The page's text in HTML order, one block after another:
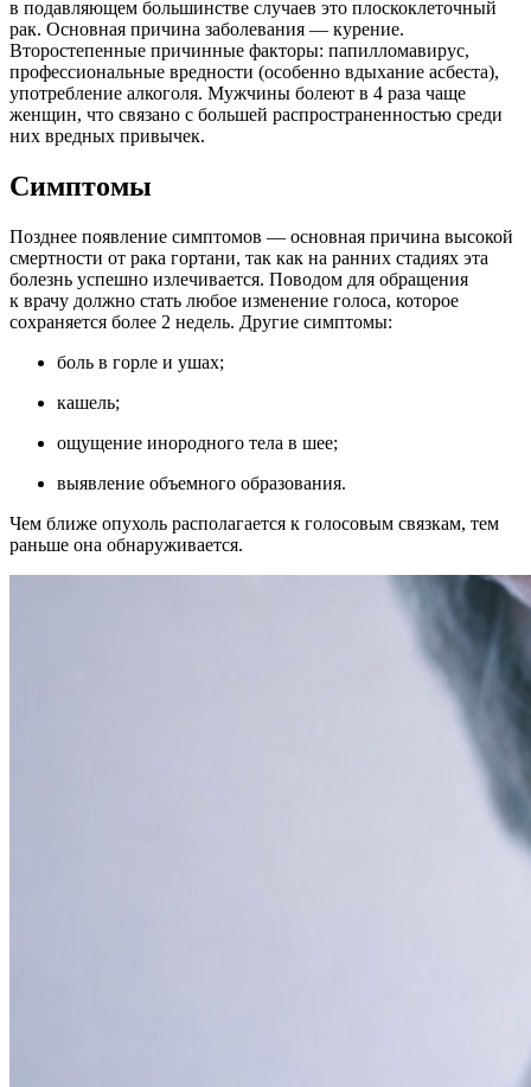
в подавляющем большинстве случаев это плоскоклеточный
рак. Основная причина заболевания — курение.
Второстепенные причинные факторы: папилломавирус,
профессиональные вредности (особенно вдыхание асбеста),
употребление алкоголя. Мужчины болеют в 4 раза чаще
женщин, что связано с большей распространенностью среди
них вредных привычек.
Симптомы
Позднее появление симптомов — основная причина высокой
смертности от рака гортани, так как на ранних стадиях эта
болезнь успешно излечивается. Поводом для обращения
к врачу должно стать любое изменение голоса, которое
сохраняется более 2 недель. Другие симптомы:
боль в горле и ушах;
кашель;
ощущение инородного тела в шее;
выявление объемного образования.
Чем ближе опухоль располагается к голосовым связкам, тем
раньше она обнаруживается.